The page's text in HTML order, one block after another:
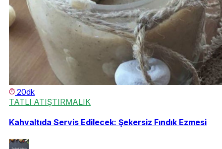
20dk
TATLI ATIŞTIRMALIK
Kahvaltıda Servis Edilecek: Şekersiz Fındık Ezmesi